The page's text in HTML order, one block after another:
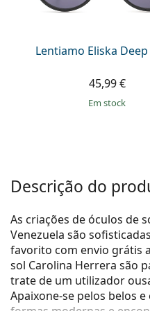
Persol
Lentiamo Eliska
45,99 €
em stock
Descrição do
As criações de óculos de
Venezuela são
favorito com envio grátis
sol Carolina Herrera são
trate de um utilizador
Apaixone-se pelos belos